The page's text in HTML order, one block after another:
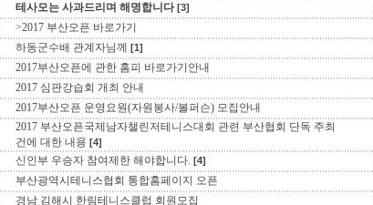
테사모는 사과드리며 해명합니다 [3]
>2017 부산오픈 바로가기
하동군수배 관계자님께 [1]
2017부산오픈에 관한 홈피 바로가기안내
2017 심판강습회 개최 안내
2017부산오픈 운영요원(자원봉사/볼퍼슨) 모집안내
2017 부산오픈국제남자챌린저테니스대회 관련 부산협회 단독 주최
건에 대한 내용 [4]
신인부 우승자 참여제한 해야합니다. [4]
부산광역시테니스협회 통합홈페이지 오픈
경남 김해시 한림테니스클럽 회원모집